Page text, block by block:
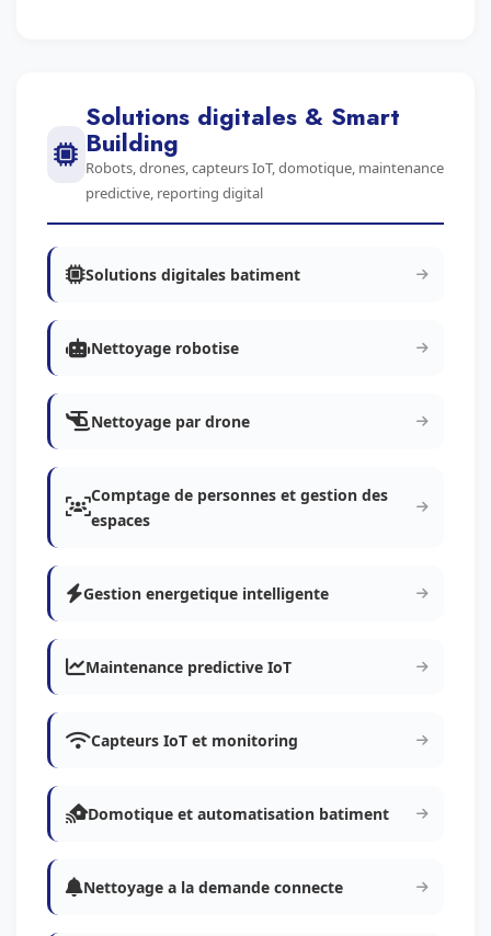
Solutions digitales & Smart
Building
Robots, drones, capteurs IoT, domotique, maintenance
predictive, reporting digital
Solutions digitales batiment
Nettoyage robotise
Nettoyage par drone
Comptage de personnes et gestion des
espaces
Gestion energetique intelligente
Maintenance predictive IoT
Capteurs IoT et monitoring
Domotique et automatisation batiment
Nettoyage a la demande connecte